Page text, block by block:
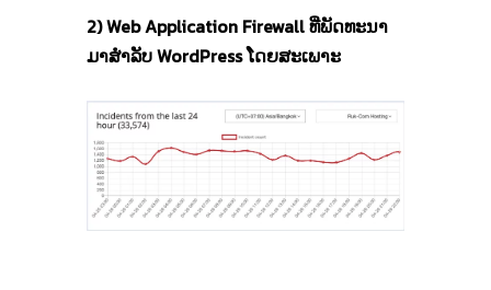
2) Web Application Firewall ທີ່ພັດທະນາ
ມາສໍາລັບ WordPress ໂດຍສະເພາະ